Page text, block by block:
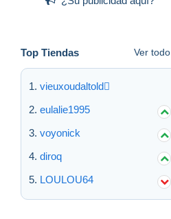
Top Tiendas Ver todo
vieuxoudaltold
eulalie1995
voyonick
diroq
LOULOU64